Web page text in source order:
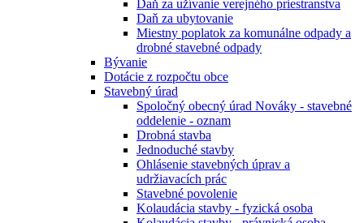
Daň za užívanie verejného priestranstva
Daň za ubytovanie
Miestny poplatok za komunálne odpady a
drobné stavebné odpady
Bývanie
Dotácie z rozpočtu obce
Stavebný úrad
Spoločný obecný úrad Nováky - stavebné
oddelenie - oznam
Drobná stavba
Jednoduché stavby
Ohlásenie stavebných úprav a
udržiavacích prác
Stavebné povolenie
Kolaudácia stavby - fyzická osoba